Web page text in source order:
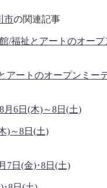
市の関連記事
アートのオープンミー
)～8日(土)